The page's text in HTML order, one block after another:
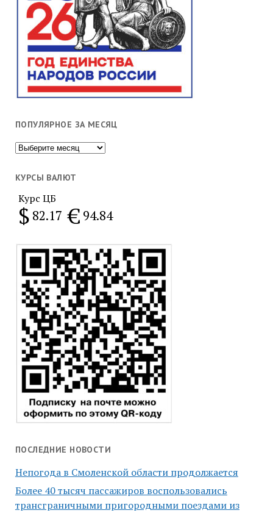
ПОПУЛЯРНОЕ ЗА МЕСЯЦ
Популярное
месяц
КУРСЫ ВАЛЮТ
Курс ЦБ
$ 82.17 € 94.84
ПОСЛЕДНИЕ НОВОСТИ
Непогода в Смоленской области продолжается
Более 40 тысяч пассажиров воспользовались
трансграничными пригородными поездами из